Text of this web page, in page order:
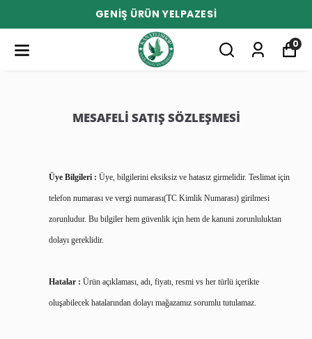
GENİŞ ÜRÜN YELPAZESİ
0
MESAFELI SATIŞ SÖZLEŞMESI
Üye Bilgileri : Üye, bilgilerini eksiksiz ve hatasız girmelidir. Teslimat için
telefon numarası ve vergi numarası(TC Kimlik Numarası) girilmesi
zorunludur. Bu bilgiler hem güvenlik için hem de kanuni zorunluluktan
dolayı gereklidir.
Hatalar : Ürün açıklaması, adı, fiyatı, resmi vs her türlü içerikte
oluşabilecek hatalarından dolayı mağazamız sorumlu tutulamaz.